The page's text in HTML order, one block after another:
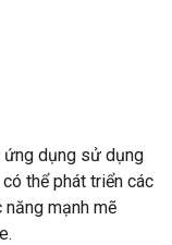
ứng dụng sử dụng
thể phát triển các
mạnh mẽ